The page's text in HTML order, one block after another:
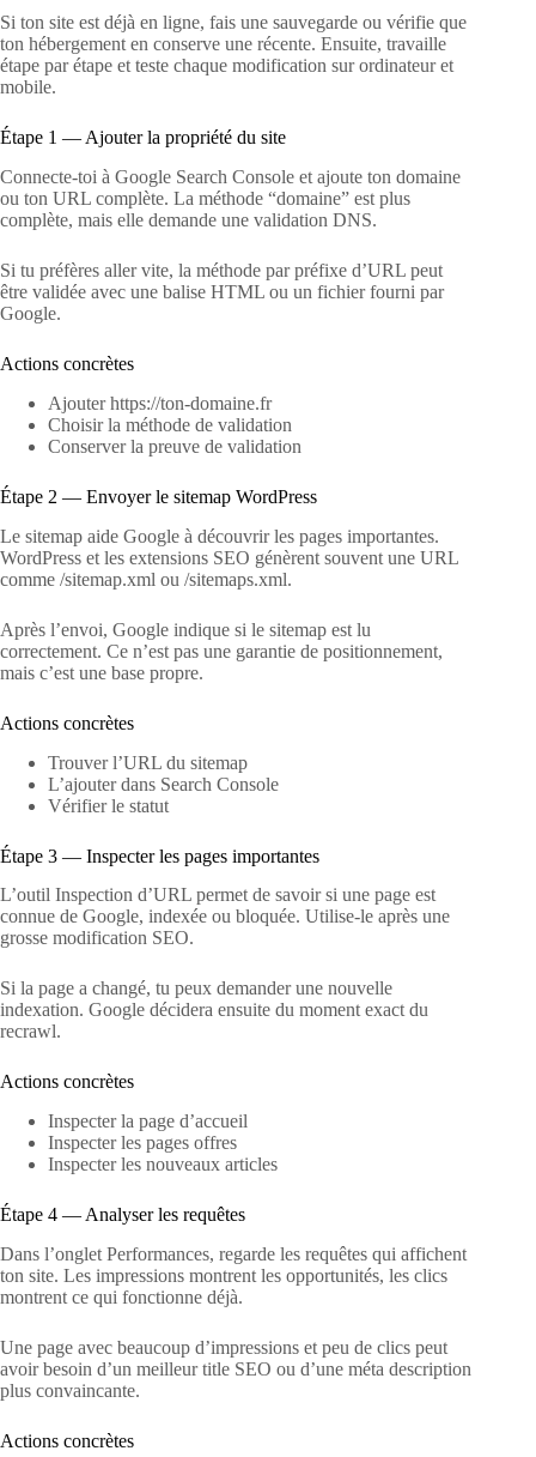
Si ton site est déjà en ligne, fais une sauvegarde ou vérifie que
ton hébergement en conserve une récente. Ensuite, travaille
étape par étape et teste chaque modification sur ordinateur et
mobile.
Étape 1 — Ajouter la propriété du site
Connecte-toi à Google Search Console et ajoute ton domaine
ou ton URL complète. La méthode “domaine” est plus
complète, mais elle demande une validation DNS.
Si tu préfères aller vite, la méthode par préfixe d’URL peut
être validée avec une balise HTML ou un fichier fourni par
Google.
Actions concrètes
Ajouter https://ton-domaine.fr
Choisir la méthode de validation
Conserver la preuve de validation
Étape 2 — Envoyer le sitemap WordPress
Le sitemap aide Google à découvrir les pages importantes.
WordPress et les extensions SEO génèrent souvent une URL
comme /sitemap.xml ou /sitemaps.xml.
Après l’envoi, Google indique si le sitemap est lu
correctement. Ce n’est pas une garantie de positionnement,
mais c’est une base propre.
Actions concrètes
Trouver l’URL du sitemap
L’ajouter dans Search Console
Vérifier le statut
Étape 3 — Inspecter les pages importantes
L’outil Inspection d’URL permet de savoir si une page est
connue de Google, indexée ou bloquée. Utilise-le après une
grosse modification SEO.
Si la page a changé, tu peux demander une nouvelle
indexation. Google décidera ensuite du moment exact du
recrawl.
Actions concrètes
Inspecter la page d’accueil
Inspecter les pages offres
Inspecter les nouveaux articles
Étape 4 — Analyser les requêtes
Dans l’onglet Performances, regarde les requêtes qui affichent
ton site. Les impressions montrent les opportunités, les clics
montrent ce qui fonctionne déjà.
Une page avec beaucoup d’impressions et peu de clics peut
avoir besoin d’un meilleur title SEO ou d’une méta description
plus convaincante.
Actions concrètes